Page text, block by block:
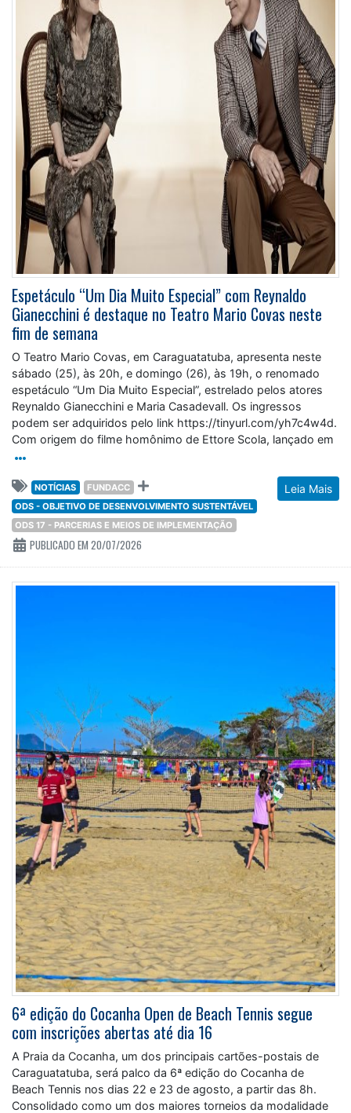
Espetáculo “Um Dia Muito Especial” com Reynaldo
Gianecchini é destaque no Teatro Mario Covas neste
fim de semana
O Teatro Mario Covas, em Caraguatatuba, apresenta neste
sábado (25), às 20h, e domingo (26), às 19h, o renomado
espetáculo “Um Dia Muito Especial”, estrelado pelos atores
Reynaldo Gianecchini e Maria Casadevall. Os ingressos
podem ser adquiridos pelo link https://tinyurl.com/yh7c4w4d.
Com origem do filme homônimo de Ettore Scola, lançado em
Leia Mais
NOTÍCIAS
FUNDACC
ODS - OBJETIVO DE DESENVOLVIMENTO SUSTENTÁVEL
ODS 17 - PARCERIAS E MEIOS DE IMPLEMENTAÇÃO
PUBLICADO EM 20/07/2026
6ª edição do Cocanha Open de Beach Tennis segue
com inscrições abertas até dia 16
A Praia da Cocanha, um dos principais cartões-postais de
Caraguatatuba, será palco da 6ª edição do Cocanha de
Beach Tennis nos dias 22 e 23 de agosto, a partir das 8h.
Consolidado como um dos maiores torneios da modalidade